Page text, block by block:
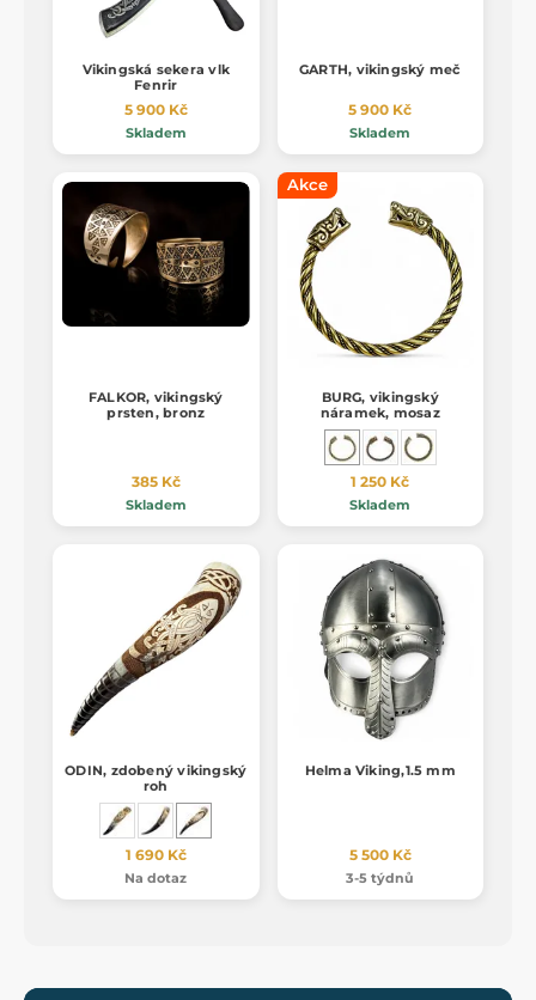
Vikingská sekera vlk
Fenrir
5 900 Kč
Skladem
GARTH, vikingský meč
5 900 Kč
Skladem
FALKOR, vikingský
prsten, bronz
385 Kč
Skladem
Akce
BURG, vikingský
náramek, mosaz
1 250 Kč
Skladem
ODIN, zdobený vikingský
roh
1 690 Kč
Na dotaz
Helma Viking,1.5 mm
5 500 Kč
3-5 týdnů